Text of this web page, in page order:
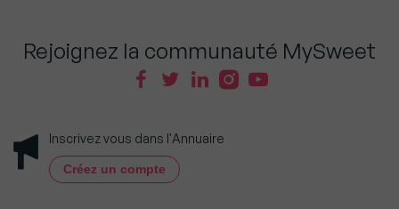
Rejoignez la communauté MySweet
Inscrivez vous dans l'Annuaire
Créez un compte